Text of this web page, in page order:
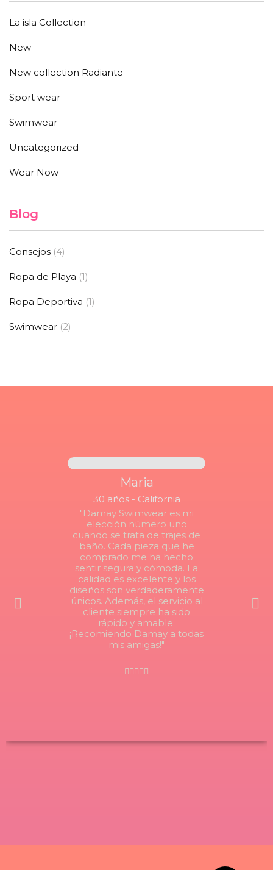
La isla Collection
New
New collection Radiante
Sport wear
Swimwear
Uncategorized
Wear Now
Blog
Consejos (4)
Ropa de Playa (1)
Ropa Deportiva (1)
Swimwear (2)
Maria
30 años - California
"Damay Swimwear es mi
elección número uno
cuando se trata de trajes de
baño. Cada pieza que he
comprado me ha hecho
sentir segura y cómoda. La
calidad es excelente y los
diseños son verdaderamente
únicos. Además, el servicio al
cliente siempre ha sido
rápido y amable.
¡Recomiendo Damay a todas
mis amigas!"